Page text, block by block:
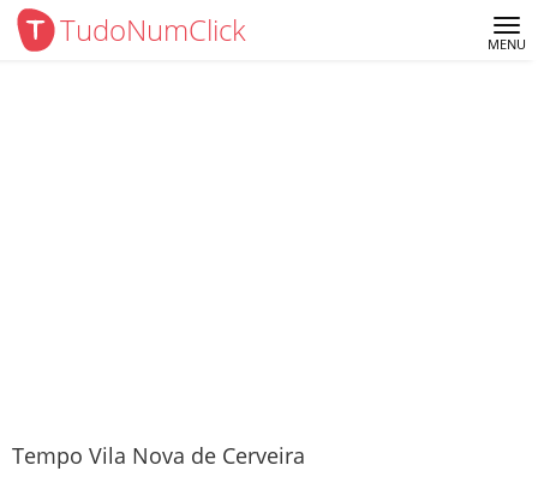
TudoNumClick MENU
Tempo Vila Nova de Cerveira